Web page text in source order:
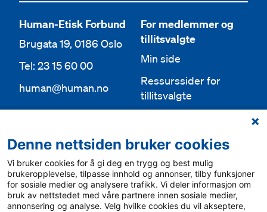
Human-Etisk Forbund
Brugata 19, 0186 Oslo
Tel: 23 15 60 00
human@human.no
Aktuelt
For media
Ledige stillinger
For medlemmer og
tillitsvalgte
Min side
Ressurssider for
tillitsvalgte
Bli medlem
Bli frivillig
Personvern & cookies
Denne nettsiden bruker cookies
Vi bruker cookies for å gi deg en trygg og best mulig
brukeropplevelse, tilpasse innhold og annonser, tilby funksjoner
for sosiale medier og analysere trafikk. Vi deler informasjon om
bruk av nettstedet med våre partnere innen sosiale medier,
annonsering og analyse. Velg hvilke cookies du vil akseptere,